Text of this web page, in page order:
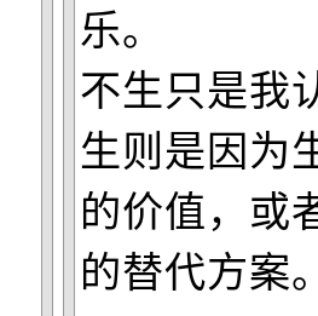
乐。
不生只是我
生则是因为
的价值，或
的替代方案。